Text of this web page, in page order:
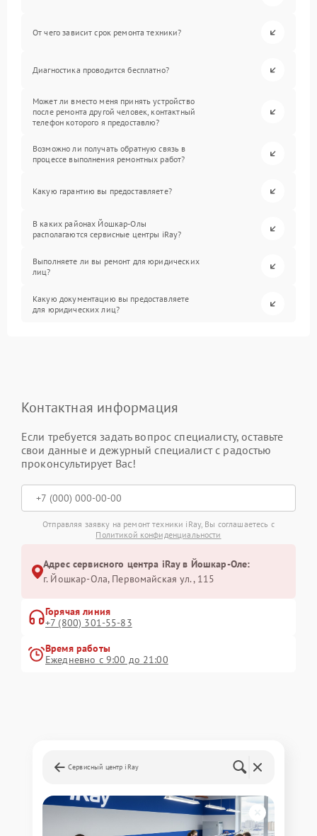
От чего зависит срок ремонта техники?
Диагностика проводится бесплатно?
Может ли вместо меня принять устройство
после ремонта другой человек, контактный
телефон которого я предоставлю?
Возможно ли получать обратную связь в
процессе выполнения ремонтных работ?
Какую гарантию вы предоставляете?
В каких районах Йошкар-Олы
располагаются сервисные центры iRay?
Выполняете ли вы ремонт для юридических
лиц?
Какую документацию вы предоставляете
для юридических лиц?
Контактная информация
Если требуется задать вопрос специалисту, оставьте
свои данные и дежурный специалист с радостью
проконсультирует Вас!
Отправляя заявку на ремонт техники iRay, Вы соглашаетесь с
Политикой конфиденциальности
Адрес сервисного центра iRay в Йошкар-Оле:
г. Йошкар-Ола, Первомайская ул., 115
Горячая линия
+7 (800) 301-55-83
Время работы
Ежедневно с 9:00 до 21:00
Сервисный центр iRay